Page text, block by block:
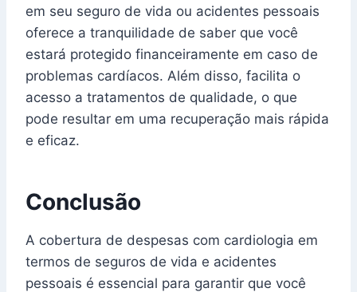
em seu seguro de vida ou acidentes pessoais
oferece a tranquilidade de saber que você
estará protegido financeiramente em caso de
problemas cardíacos. Além disso, facilita o
acesso a tratamentos de qualidade, o que
pode resultar em uma recuperação mais rápida
e eficaz.
Conclusão
A cobertura de despesas com cardiologia em
termos de seguros de vida e acidentes
pessoais é essencial para garantir que você